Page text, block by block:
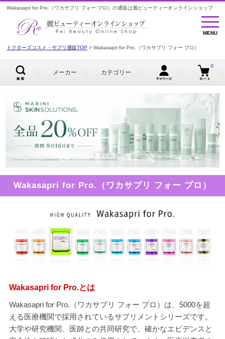
Wakasapri for Pro.（ワカサプリ フォー プロ）の通販は麗ビューティーオンラインショップ
MENU
MENU
ドクターズコスメ・サプリ通販TOP Wakasapri for Pro.（ワカサプリ フォー プロ）
メーカー カテゴリー
0
Wakasapri for Pro.（ワカサプリ フォー プロ）
Wakasapri for Pro.とは
Wakasapri for Pro.（ワカサプリ フォー プロ）は、5000を超
える医療機関で採用されているサプリメントシリーズです。
大学や研究機関、医師との共同研究で、確かなエビデンスと